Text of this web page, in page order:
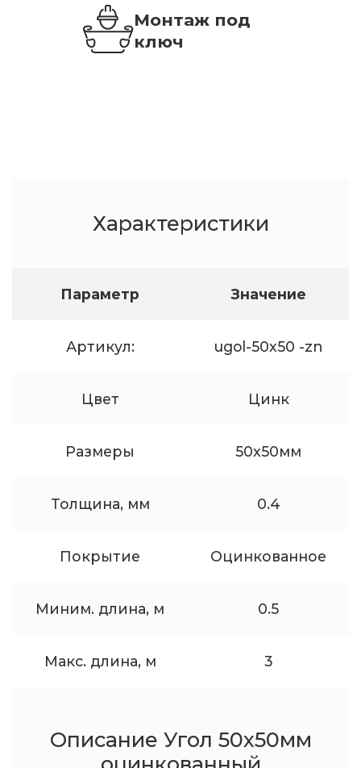
Монтаж под
ключ
Характеристики
Параметр Значение
Артикул: ugol-50x50 -zn
Цвет Цинк
Размеры 50x50мм
Толщина, мм 0.4
Покрытие Оцинкованное
Миним. длина, м 0.5
Макс. длина, м 3
Описание Угол 50x50мм